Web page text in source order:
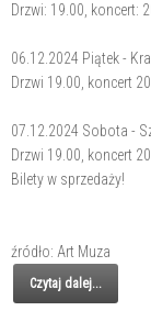
Drzwi: 19.00, koncert:
06.12.2024 Piątek -
Drzwi 19.00, koncert
07.12.2024 Sobota -
Drzwi 19.00, koncert
Bilety w sprzedaży!
źródło: Art Muza
Czytaj dalej...